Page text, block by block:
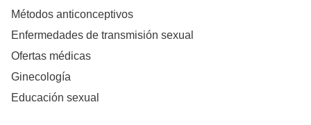
Métodos anticonceptivos
Enfermedades de transmisión sexual
Ofertas médicas
Ginecología
Educación sexual